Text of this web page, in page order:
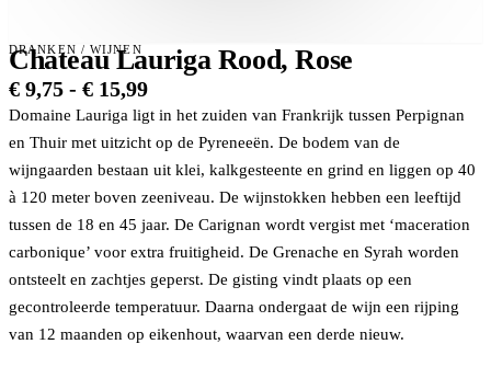
DRANKEN /WIJNEN
Chateau Lauriga Rood, Rose
€ 9,75 - € 15,99Prijsklasse:
€ 9,75
tot
€ 15,99
Domaine Lauriga ligt in het zuiden van Frankrijk tussen Perpignan
en Thuir met uitzicht op de Pyreneeën. De bodem van de
wijngaarden bestaan uit klei, kalkgesteente en grind en liggen op 40
à 120 meter boven zeeniveau. De wijnstokken hebben een leeftijd
tussen de 18 en 45 jaar. De Carignan wordt vergist met ‘maceration
carbonique’ voor extra fruitigheid. De Grenache en Syrah worden
ontsteelt en zachtjes geperst. De gisting vindt plaats op een
gecontroleerde temperatuur. Daarna ondergaat de wijn een rijping
van 12 maanden op eikenhout, waarvan een derde nieuw.